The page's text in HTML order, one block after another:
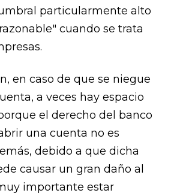
particularmente alto
cuando se trata
en caso de que se niegue
a veces hay espacio
el derecho del banco
una cuenta no es
debido a que dicha
causar un gran daño al
importante estar